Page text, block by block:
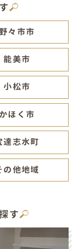
々市市
能美市
小松市
かほく市
達志水町
の他地域
す